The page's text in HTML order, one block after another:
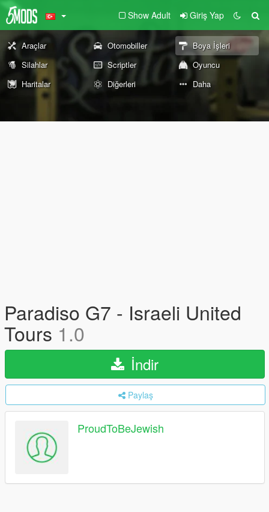
Show Adult Giriş Yap
Araçlar Otomobiller
Boya İşleri
Silahlar
Scriptler
Oyuncu
Haritalar
Diğerleri Daha
Paradiso G7 - Israeli United
Tours 1.0
İndir
Paylaş
ProudToBeJewish